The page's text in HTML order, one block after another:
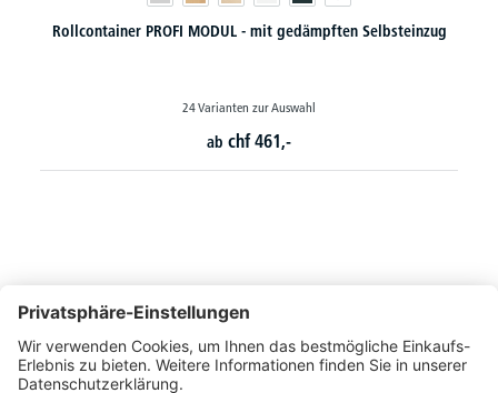
Rollcontainer PROFI MODUL - mit gedämpften Selbsteinzug
24 Varianten zur Auswahl
ab chf 461,-
Montags bis Freitags von 08:30 - 17:00 Uhr
+41 44 240 / 11 55
+41 44 240 / 11 57